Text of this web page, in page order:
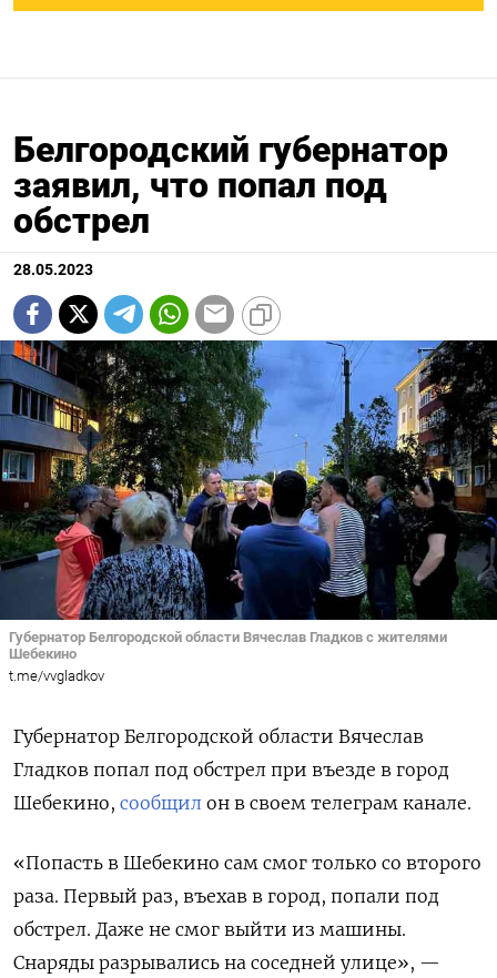
Белгородский губернатор
заявил, что попал под
обстрел
28.05.2023
Губернатор Белгородской области Вячеслав Гладков с жителями
Шебекино
t.me/vvgladkov
Губернатор Белгородской области Вячеслав
Гладков попал под обстрел при въезде в город
Шебекино, сообщил он в своем телеграм канале.
«Попасть в Шебекино сам смог только со второго
раза. Первый раз, въехав в город, попали под
обстрел. Даже не смог выйти из машины.
Снаряды разрывались на соседней улице», —